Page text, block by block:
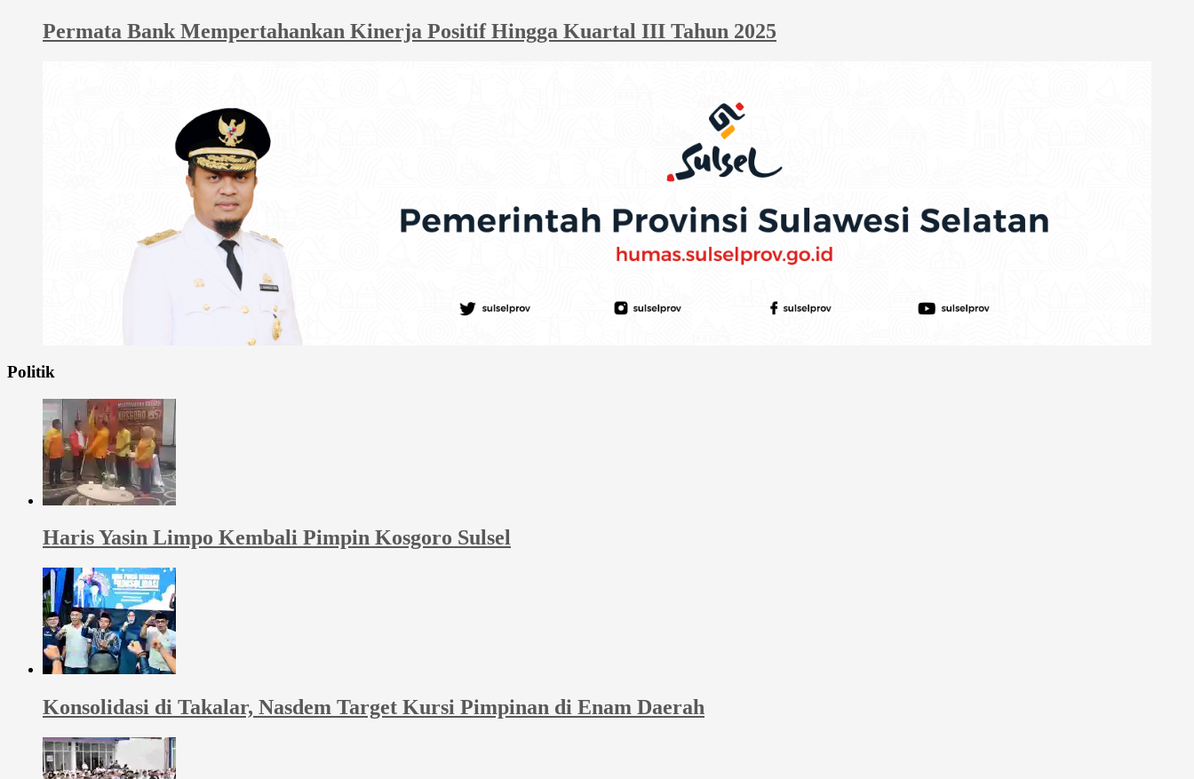
Permata Bank Mempertahankan Kinerja Positif Hingga Kuartal III Tahun 2025
Politik
Haris Yasin Limpo Kembali Pimpin Kosgoro Sulsel
Konsolidasi di Takalar, Nasdem Target Kursi Pimpinan di Enam Daerah